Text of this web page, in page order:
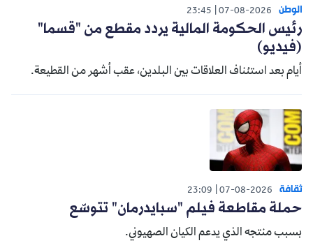
الوطن 07-08-2026
23:45
رئيس الحكومة المالية يردد مقطع من "قسما"
(فيديو)
أيام بعد استئناف العلاقات بين البلدين، عقب أشهر من القطيعة.
ثقافة 07-08-2026
23:09
حملة مقاطعة فيلم "سبايدرمان" تتوسّع
بسبب منتجه الذي يدعم الكيان الصهيوني.